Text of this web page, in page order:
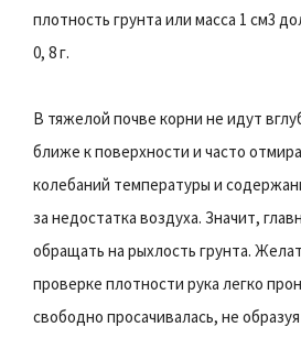
плотность грунта или масса 1 см3
0, 8 г.
В тяжелой почве корни не идут
ближе к поверхности и часто
колебаний температуры и
за недостатка воздуха. Значит,
обращать на рыхлость грунта.
проверке плотности рука легко
свободно просачивалась, не